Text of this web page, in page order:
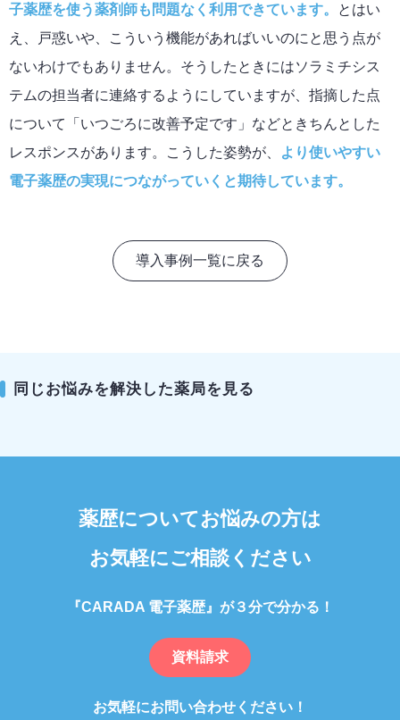
子薬歴を使う薬剤師も問題なく利用できています。
とはい
え、戸惑いや、こういう機能があればいいのにと思う点が
ないわけでもありません。そうしたときにはソラミチシス
テムの担当者に連絡するようにしていますが、指摘した点
について「いつごろに改善予定です」などときちんとした
レスポンスがあります。こうした姿勢が、
より使いやすい
電子薬歴の実現につながっていくと期待しています。
導入事例一覧に戻る
同じお悩みを解決した薬局を見る
薬歴についてお悩みの方は
お気軽にご相談ください
『CARADA 電子薬歴』が３分で分かる！
資料請求
お気軽にお問い合わせください！